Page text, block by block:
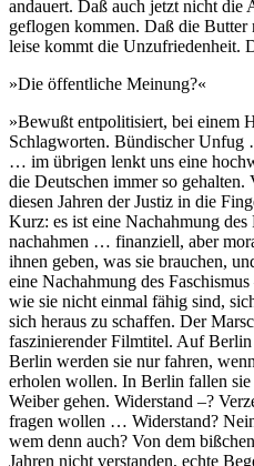
andauert. Daß auch jetzt nicht die
geflogen kommen. Daß die
leise kommt die Unzufriedenheit.
»Die öffentliche Meinung?«
»Bewußt entpolitisiert, bei einem
Schlagworten. Bündischer
… im übrigen lenkt uns eine
die Deutschen immer so
diesen Jahren der Justiz in die
Kurz: es ist eine Nachahmung des
nachahmen … finanziell, aber
ihnen geben, was sie brauchen,
eine Nachahmung des
wie sie nicht einmal fähig sind,
sich heraus zu schaffen. Der
faszinierender Filmtitel. Auf
Berlin werden sie nur fahren,
erholen wollen. In Berlin fallen
Weiber gehen. Widerstand –?
fragen wollen … Widerstand?
wem denn auch? Von dem
Jahren nicht verstanden, echte